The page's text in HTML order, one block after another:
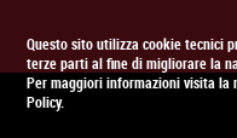
Questo sito utilizza cookie tecnici
terze parti al fine di migliorare la
Per maggiori informazioni visita la
Policy.
APPUNTAMENTO AL